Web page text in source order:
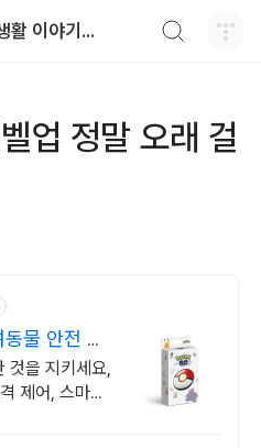
활 이야기...
업 정말 오래 걸
물 안전 지
것을 지키세요,
제어, 스마트